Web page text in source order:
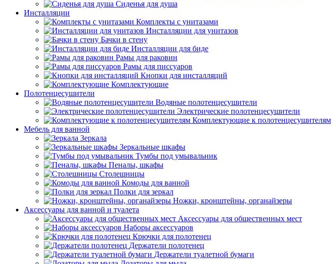
Сиденья для душа
Инсталляции
Комплекты с унитазами
Инсталляции для унитазов
Бачки в стену
Инсталляции для биде
Рамы для раковин
Рамы для писсуаров
Кнопки для инсталляций
Комплектующие
Полотенцесушители
Водяные полотенцесушители
Электрические полотенцесушители
Комплектующие к полотенцесушителям
Мебель для ванной
Зеркала
Зеркальные шкафы
Тумбы под умывальник
Пеналы, шкафы
Столешницы
Комоды для ванной
Полки для зеркал
Ножки, кронштейны, органайзеры
Аксессуары для ванной и туалета
Аксессуары для общественных мест
Наборы аксессуаров
Крючки для полотенец
Держатели полотенец
Держатели туалетной бумаги